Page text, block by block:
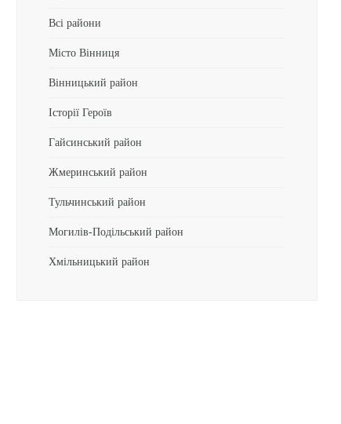
Всі райони
Місто Вінниця
Вінницький район
Історії Героїв
Гайсинський район
Жмеринський район
Тульчинський район
Могилів-Подільський район
Хмільницький район